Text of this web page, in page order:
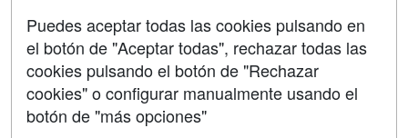
Copyleft
Puedes aceptar todas las cookies pulsando en
el botón de "Aceptar todas", rechazar todas las
cookies pulsando el botón de "Rechazar
cookies" o configurar manualmente usando el
botón de "más opciones"